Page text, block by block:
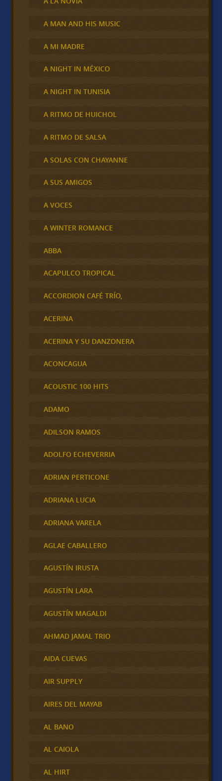
A MAN AND HIS MUSIC
A MI MADRE
A NIGHT IN MÉXICO
A NIGHT IN TUNISIA
A RITMO DE HUICHOL
A RITMO DE SALSA
A SOLAS CON CHAYANNE
A SUS AMIGOS
A VOCES
A WINTER ROMANCE
ABBA
ACAPULCO TROPICAL
ACCORDION CAFÉ TRÍO,
ACERINA
ACERINA Y SU DANZONERA
ACONCAGUA
ACOUSTIC 100 HITS
ADAMO
ADILSON RAMOS
ADOLFO ECHEVERRIA
ADRIAN PERTICONE
ADRIANA LUCIA
ADRIANA VARELA
AGLAE CABALLERO
AGUSTÍN IRUSTA
AGUSTÍN LARA
AGUSTÍN MAGALDI
AHMAD JAMAL TRIO
AIDA CUEVAS
AIR SUPPLY
AIRES DEL MAYAB
AL BANO
AL CAIOLA
AL HIRT